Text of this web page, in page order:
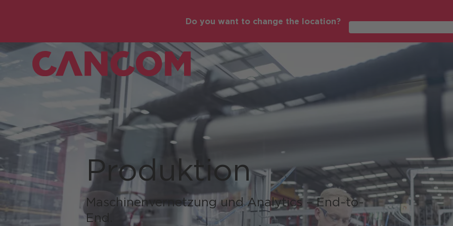
Do you want to change the location?
Produktion
Maschinenvernetzung und Analytics – End-to-
End.